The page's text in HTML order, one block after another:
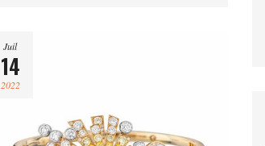
Juil
14
2022